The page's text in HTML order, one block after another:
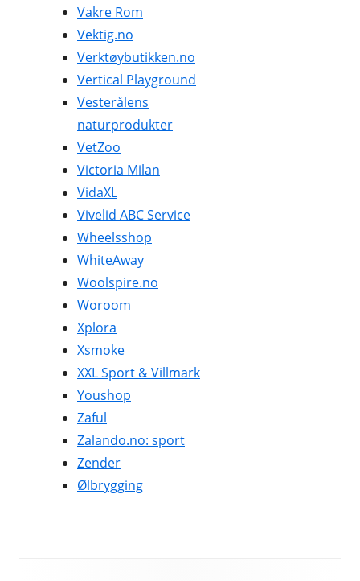
Vakre Rom
Vektig.no
Verktøybutikken.no
Vertical Playground
Vesterålens
naturprodukter
VetZoo
Victoria Milan
VidaXL
Vivelid ABC Service
Wheelsshop
WhiteAway
Woolspire.no
Woroom
Xplora
Xsmoke
XXL Sport & Villmark
Youshop
Zaful
Zalando.no: sport
Zender
Ølbrygging